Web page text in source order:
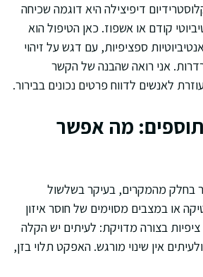
דיפיצילה היא דוגמה שכיחה
קודם או אשפוז. כאן הטיפול הוא
ספציפיות, עם דגש על זיהוי
אני רואה שהבנה של הקשר
לאנשים לדווח פרטים נכונים בבירור.
מה אפשר
בחלק מהמקרים, בעיקר בשלשול
או במצבים מסוימים של חוסר איזון
ציפיות בצורה מדויקת: לעיתים יש הקלה
אין שינוי מורגש. האפקט תלוי בזן,